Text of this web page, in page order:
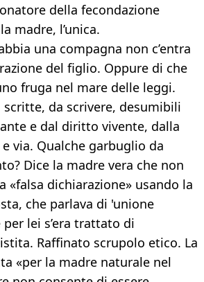
della fecondazione
madre, l’unica.
una compagna non c’entra
del figlio. Oppure di che
fruga nel mare delle leggi.
scritte, da scrivere, desumibili
e dal diritto vivente, dalla
via. Qualche garbuglio da
Dice la madre vera che non
«falsa dichiarazione» usando la
che parlava di 'unione
lei s’era trattato di
Raffinato scrupolo etico. La
«per la madre naturale nel